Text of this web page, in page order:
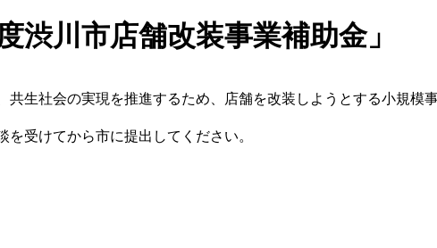
渋川市店舗改装事業補助金」
生社会の実現を推進するため、店舗を改装しようとする小規模
受けてから市に提出してください。